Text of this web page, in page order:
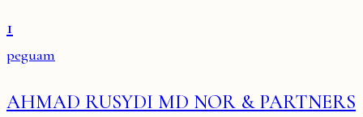
1
peguam
AHMAD RUSYDI MD NOR & PARTNERS